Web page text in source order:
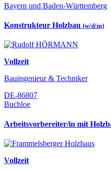
Bayern und Baden-Württemberg
Konstrukteur Holzbau (w/d/m)
Vollzeit
Bauingenieur & Techniker
DE-86807
Buchloe
Arbeitsvorbereiter/in mit
Vollzeit